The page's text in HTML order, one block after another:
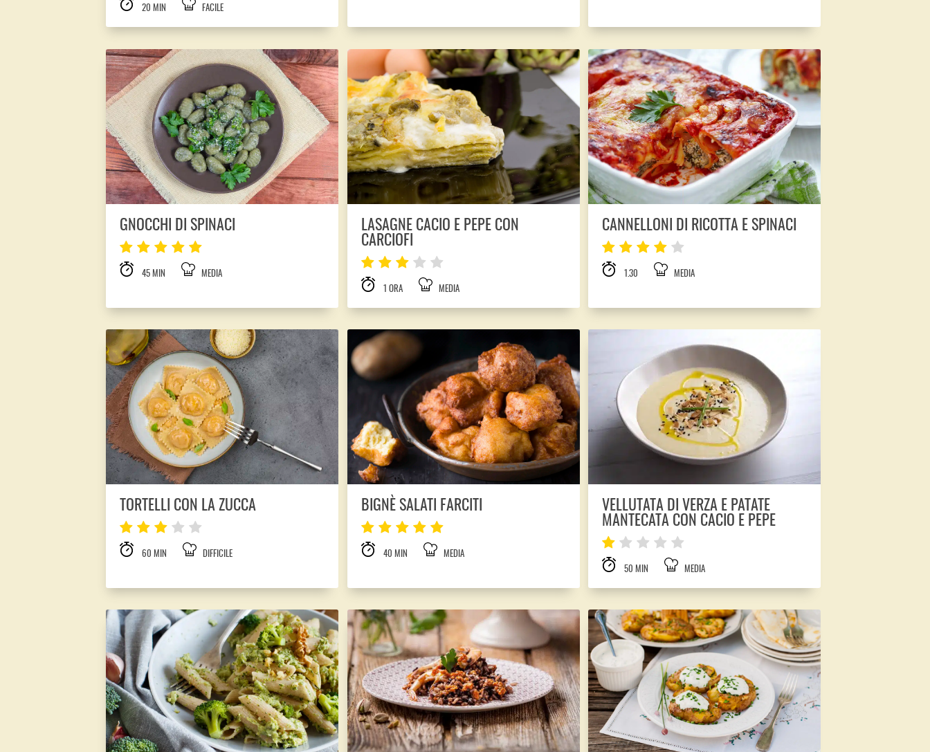
20 MIN FACILE
GNOCCHI DI SPINACI
45 MIN MEDIA
LASAGNE CACIO E PEPE CON
CARCIOFI
1 ORA MEDIA
CANNELLONI DI RICOTTA E SPINACI
1.30 MEDIA
TORTELLI CON LA ZUCCA
60 MIN DIFFICILE
BIGNÈ SALATI FARCITI
40 MIN MEDIA
VELLUTATA DI VERZA E PATATE
MANTECATA CON CACIO E PEPE
50 MIN MEDIA